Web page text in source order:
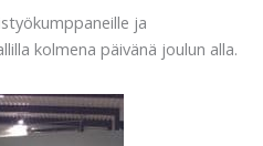
ja
kolmena päivänä joulun alla.